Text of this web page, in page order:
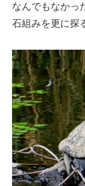
なんでもなかっ
石組みを更に探